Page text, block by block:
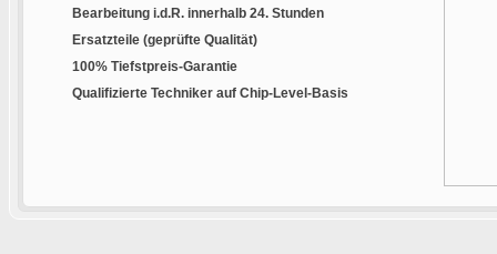
Bearbeitung i.d.R. innerhalb 24. Stunden
Ersatzteile (geprüfte Qualität)
100% Tiefstpreis-Garantie
Qualifizierte Techniker auf Chip-Level-Basis